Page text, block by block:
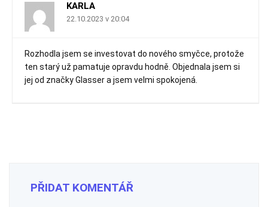
KARLA
22.10.2023 v 20:04
Rozhodla jsem se investovat do nového smyčce, protože
ten starý už pamatuje opravdu hodně. Objednala jsem si
jej od značky Glasser a jsem velmi spokojená.
PŘIDAT KOMENTÁŘ